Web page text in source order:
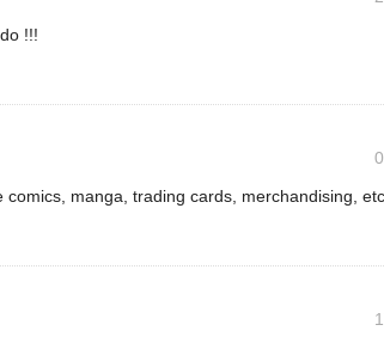
!!!
comics, manga, trading cards, merchandising, etc